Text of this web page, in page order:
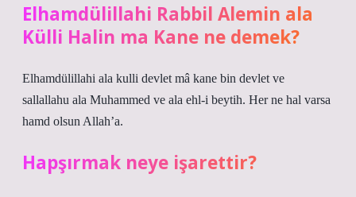
Elhamdülillahi Rabbil Alemin ala
Külli Halin ma Kane ne demek?
Elhamdülillahi ala kulli devlet mâ kane bin devlet ve
sallallahu ala Muhammed ve ala ehl-i beytih. Her ne hal varsa
hamd olsun Allah’a.
Hapşırmak neye işarettir?